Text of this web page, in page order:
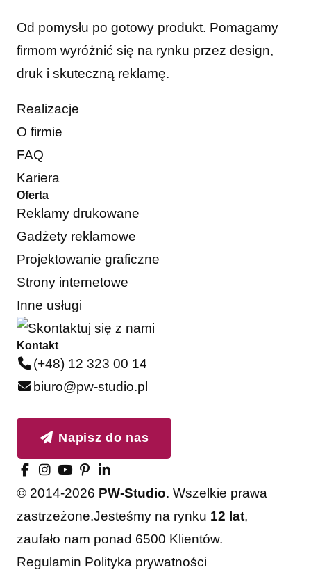
Od pomysłu po gotowy produkt. Pomagamy
firmom wyróżnić się na rynku przez design,
druk i skuteczną reklamę.
Realizacje
O firmie
FAQ
Kariera
Oferta
Reklamy drukowane
Gadżety reklamowe
Projektowanie graficzne
Strony internetowe
Inne usługi
Kontakt
(+48) 12 323 00 14
biuro@pw-studio.pl
Napisz do nas
© 2014-2026 PW-Studio. Wszelkie prawa
zastrzeżone.Jesteśmy na rynku 12 lat,
zaufało nam ponad 6500 Klientów.
Regulamin Polityka prywatności